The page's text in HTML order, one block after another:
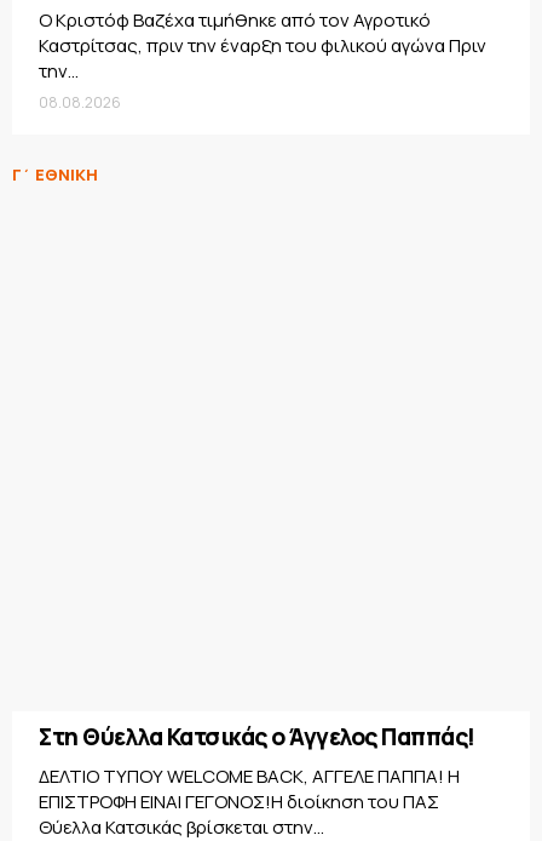
Ο Κριστόφ Βαζέχα τιμήθηκε από τον Αγροτικό
Καστρίτσας, πριν την έναρξη του φιλικού αγώνα Πριν
την...
08.08.2026
Γ΄ ΕΘΝΙΚΗ
Στη Θύελλα Κατσικάς ο Άγγελος Παππάς!
ΔΕΛΤΙΟ ΤΥΠΟΥ WELCOME BACK, ΑΓΓΕΛΕ ΠΑΠΠΑ! Η
ΕΠΙΣΤΡΟΦΗ ΕΙΝΑΙ ΓΕΓΟΝΟΣ!Η διοίκηση του ΠΑΣ
Θύελλα Κατσικάς βρίσκεται στην...